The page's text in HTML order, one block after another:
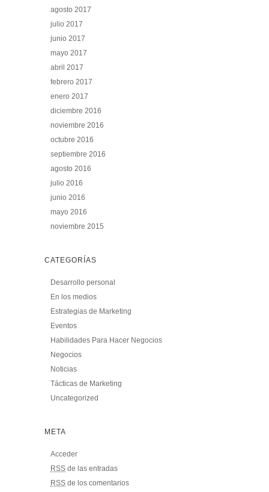
agosto 2017
julio 2017
junio 2017
mayo 2017
abril 2017
febrero 2017
enero 2017
diciembre 2016
noviembre 2016
octubre 2016
septiembre 2016
agosto 2016
julio 2016
junio 2016
mayo 2016
noviembre 2015
CATEGORÍAS
Desarrollo personal
En los medios
Estrategias de Marketing
Eventos
Habilidades Para Hacer Negocios
Negocios
Noticias
Tácticas de Marketing
Uncategorized
META
Acceder
RSS de las entradas
RSS de los comentarios